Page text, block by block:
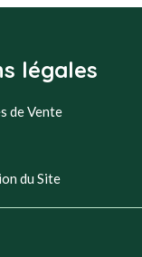
légales
de Vente
du Site